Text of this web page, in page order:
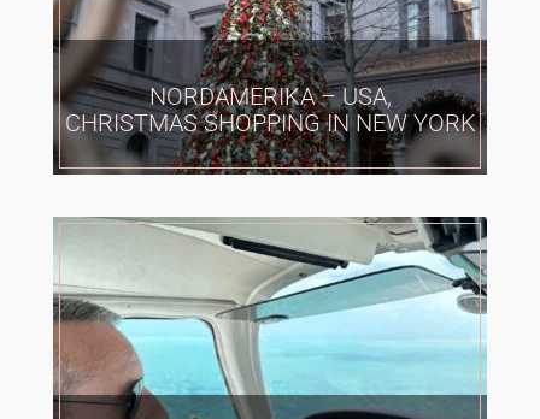
NORDAMERIKA – USA,
CHRISTMAS SHOPPING IN NEW YORK